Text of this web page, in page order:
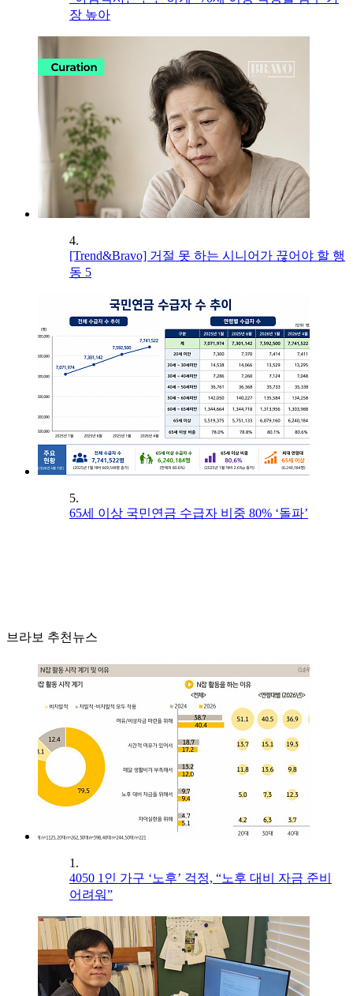
장 높아
4.
[Trend&Bravo] 거절 못 하는 시니어가 끊어야 할 행
동 5
5.
65세 이상 국민연금 수급자 비중 80% ‘돌파’
브라보 추천뉴스
1.
4050 1인 가구 ‘노후’ 걱정, “노후 대비 자금 준비
어려워”